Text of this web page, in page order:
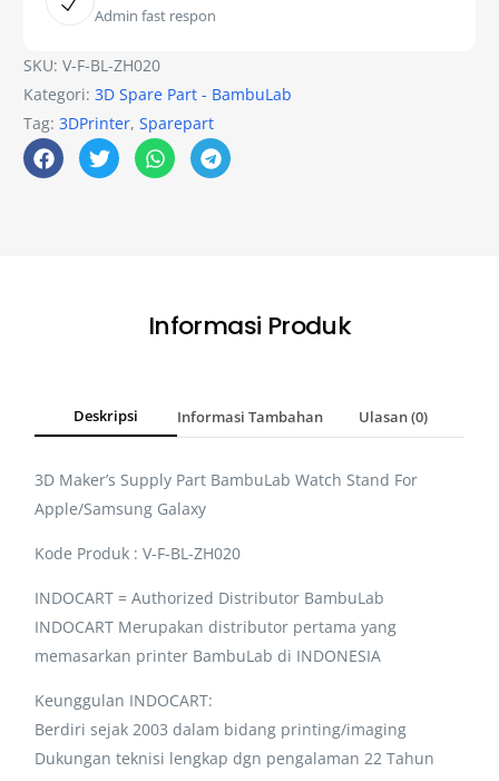
Admin fast respon
SKU:V-F-BL-ZH020
Kategori:3D Spare Part - BambuLab
Tag:3DPrinter,Sparepart
Informasi Produk
Deskripsi Informasi Tambahan Ulasan (0)
3D Maker’s Supply Part BambuLab Watch Stand For
Apple/Samsung Galaxy
Kode Produk : V-F-BL-ZH020
INDOCART = Authorized Distributor BambuLab
INDOCART Merupakan distributor pertama yang
memasarkan printer BambuLab di INDONESIA
Keunggulan INDOCART:
Berdiri sejak 2003 dalam bidang printing/imaging
Dukungan teknisi lengkap dgn pengalaman 22 Tahun